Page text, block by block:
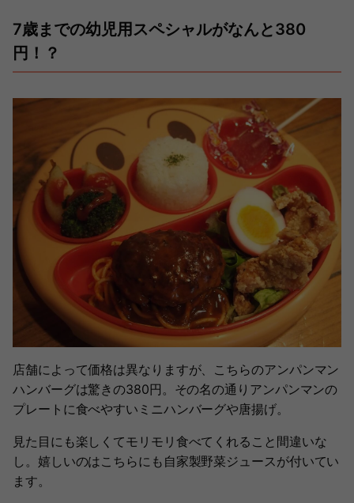
7歳までの幼児用スペシャルがなんと380
円！？
店舗によって価格は異なりますが、こちらのアンパンマン
ハンバーグは驚きの380円。その名の通りアンパンマンの
プレートに食べやすいミニハンバーグや唐揚げ。
見た目にも楽しくてモリモリ食べてくれること間違いな
し。嬉しいのはこちらにも自家製野菜ジュースが付いてい
ます。